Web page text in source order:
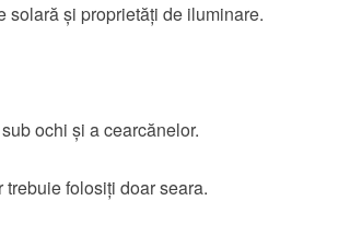
și proprietăți de iluminare.
ochi și a cearcănelor.
folosiți doar seara.